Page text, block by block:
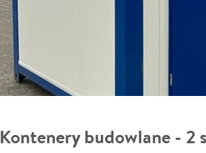
Kontenery budowlane - 2